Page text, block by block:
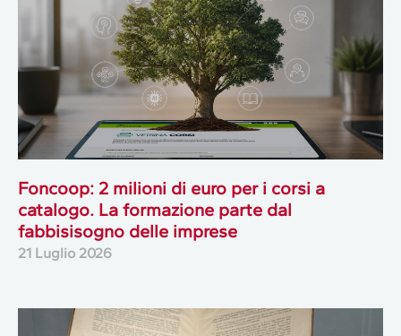
Foncoop: 2 milioni di euro per i corsi a
catalogo. La formazione parte dal
fabbisisogno delle imprese
21 Luglio 2026